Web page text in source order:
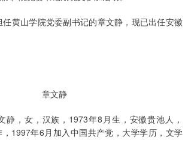
黄山学院党委副书记的章文静，现已出任安徽
章文静
静，女，汉族，1973年8月生，安徽贵池人，
1997年6月加入中国共产党，大学学历，文学